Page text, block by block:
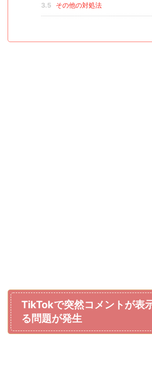
3.5 その他の対処法
TikTokで突然コメントが表
る問題が発生